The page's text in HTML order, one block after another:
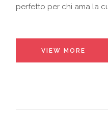
perfetto per chi ama la
VIEW MORE